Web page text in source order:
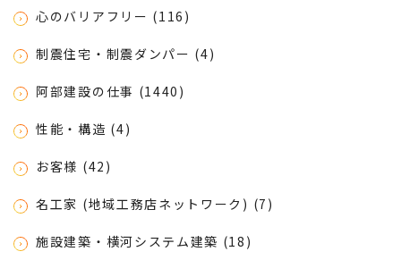
心のバリアフリー (116)
制震住宅・制震ダンパー (4)
阿部建設の仕事 (1440)
性能・構造 (4)
お客様 (42)
名工家 (地域工務店ネットワーク) (7)
施設建築・横河システム建築 (18)